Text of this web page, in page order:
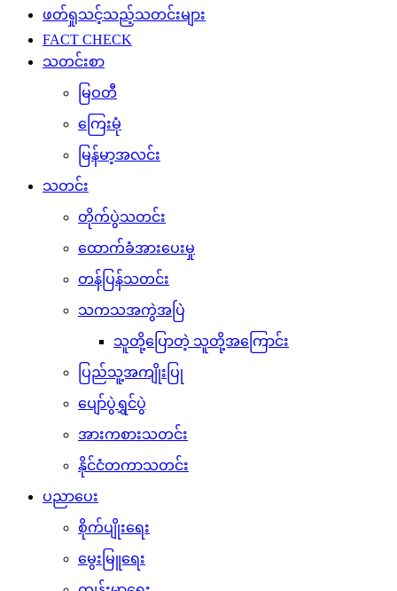
ဖတ်ရှုသင့်သည့်သတင်းများ
FACT CHECK
သတင်းစာ
မြဝတီ
ကြေးမုံ
မြန်မာ့အလင်း
သတင်း
တိုက်ပွဲသတင်း
ထောက်ခံအားပေးမှု
တန်ပြန်သတင်း
သကသအကွဲအပြဲ
သူတို့ပြောတဲ့ သူတို့အကြောင်း
ပြည်သူ့အကျိုးပြု
ပျော်ပွဲရွှင်ပွဲ
အားကစားသတင်း
နိုင်ငံတကာသတင်း
ပညာပေး
စိုက်ပျိုးရေး
မွေးမြူရေး